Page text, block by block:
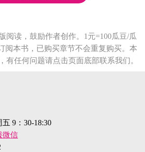
阅读，鼓励作者创作。1元=100瓜豆/瓜
阅本书，已购买章节不会重复购买。本
有任何问题请点击页面底部联系我们。
9：30-18:30
微信